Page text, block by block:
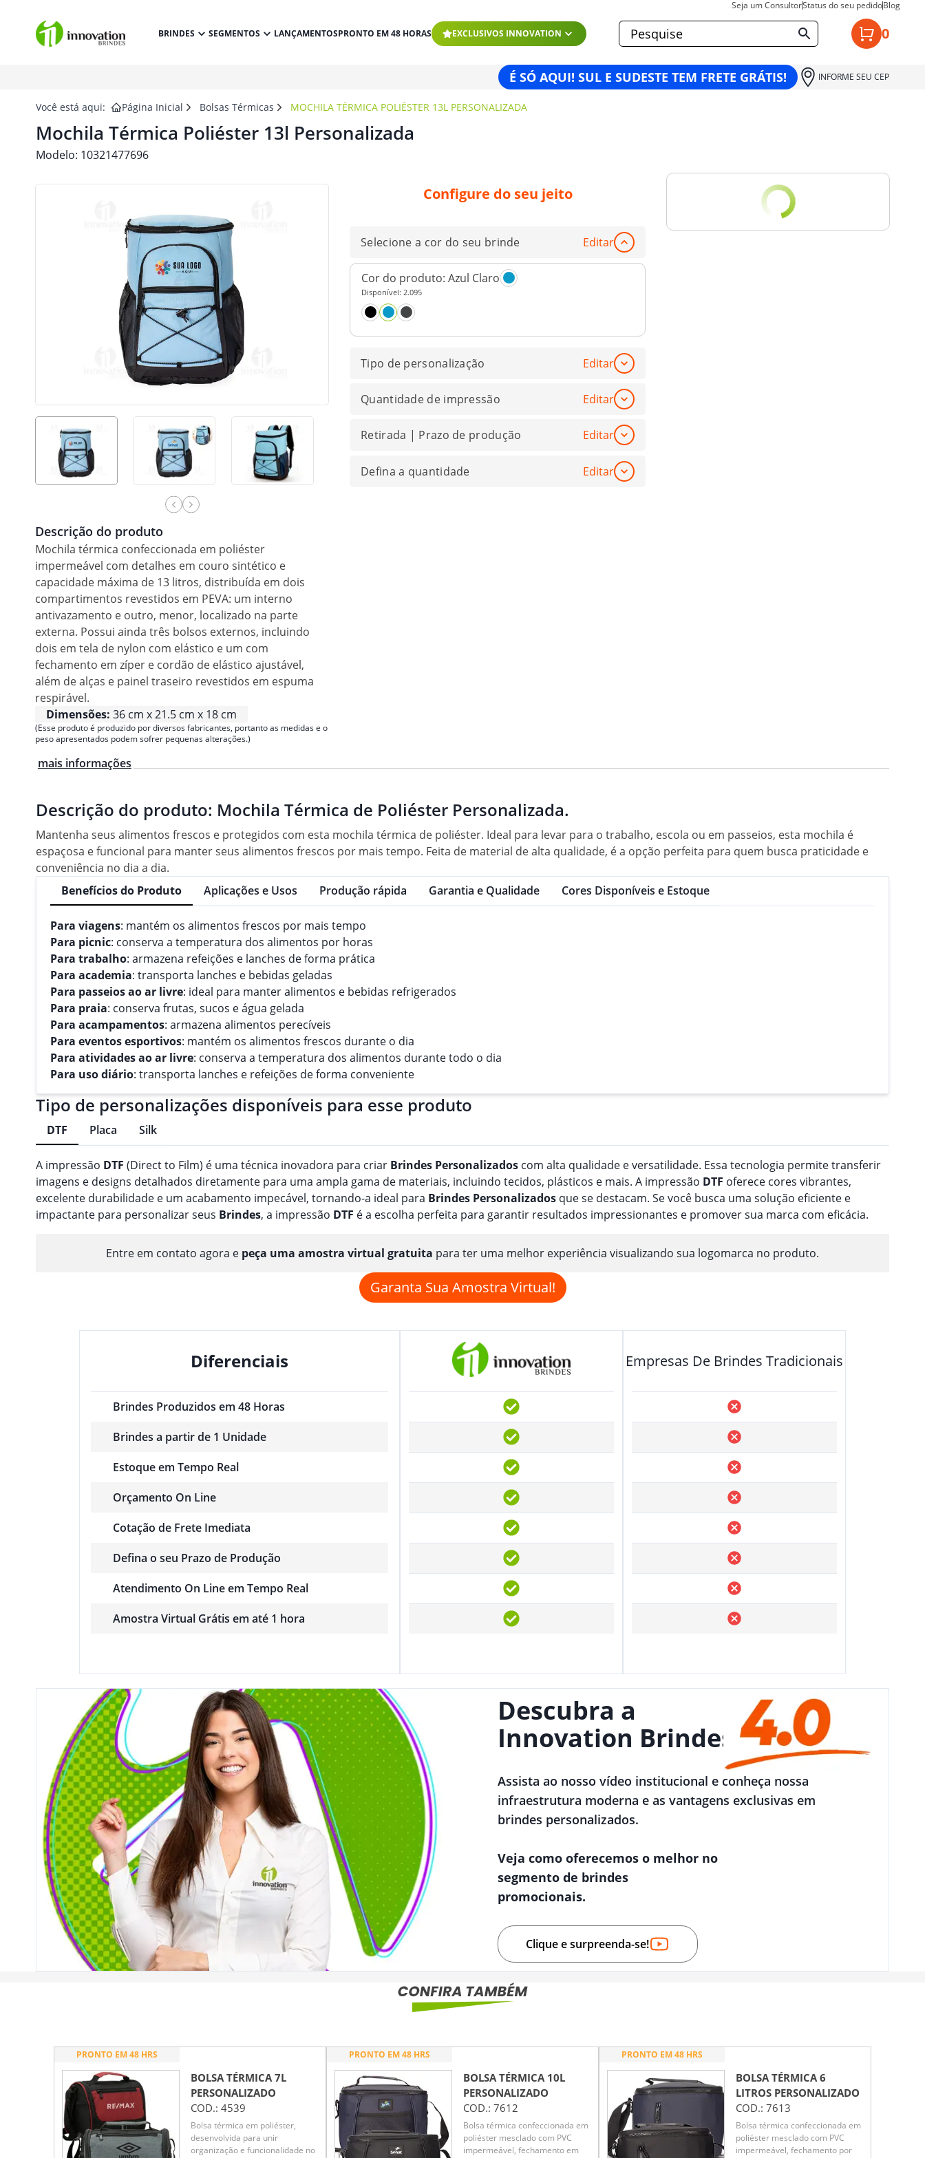
Seja um ConsultorStatus do seu pedidoBlog
BRINDES SEGMENTOS LANÇAMENTOSPRONTO EM 48 HORAS EXCLUSIVOS INNOVATION 0
É SÓ AQUI! SUL E SUDESTE TEM FRETE GRÁTIS! INFORME SEU CEP
Você está aqui: Página Inicial Bolsas Térmicas MOCHILA TÉRMICA POLIÉSTER 13L PERSONALIZADA
Mochila Térmica Poliéster 13l Personalizada
Modelo: 10321477696
Descrição do produto
Mochila térmica confeccionada em poliéster
impermeável com detalhes em couro sintético e
capacidade máxima de 13 litros, distribuída em dois
compartimentos revestidos em PEVA: um interno
antivazamento e outro, menor, localizado na parte
externa. Possui ainda três bolsos externos, incluindo
dois em tela de nylon com elástico e um com
fechamento em zíper e cordão de elástico ajustável,
além de alças e painel traseiro revestidos em espuma
respirável.
Dimensões: 36 cm x 21.5 cm x 18 cm
(Esse produto é produzido por diversos fabricantes, portanto as medidas e o
peso apresentados podem sofrer pequenas alterações.)
Configure do seu jeito
Selecione a cor do seu brinde Editar
Cor do produto: Azul Claro
Disponível: 2.095
Tipo de personalização Editar
Quantidade de impressão Editar
Retirada | Prazo de produção Editar
Defina a quantidade Editar
mais informações
Descrição do produto: Mochila Térmica de Poliéster Personalizada.
Mantenha seus alimentos frescos e protegidos com esta mochila térmica de poliéster. Ideal para levar para o trabalho, escola ou em passeios, esta mochila é
espaçosa e funcional para manter seus alimentos frescos por mais tempo. Feita de material de alta qualidade, é a opção perfeita para quem busca praticidade e
conveniência no dia a dia.
Benefícios do Produto
Aplicações e Usos Produção rápida Garantia e Qualidade Cores Disponíveis e Estoque
Para viagens: mantém os alimentos frescos por mais tempo
Para picnic: conserva a temperatura dos alimentos por horas
Para trabalho: armazena refeições e lanches de forma prática
Para academia: transporta lanches e bebidas geladas
Para passeios ao ar livre: ideal para manter alimentos e bebidas refrigerados
Para praia: conserva frutas, sucos e água gelada
Para acampamentos: armazena alimentos perecíveis
Para eventos esportivos: mantém os alimentos frescos durante o dia
Para atividades ao ar livre: conserva a temperatura dos alimentos durante todo o dia
Para uso diário: transporta lanches e refeições de forma conveniente
Tipo de personalizações disponíveis para esse produto
DTF Placa Silk
A impressão DTF (Direct to Film) é uma técnica inovadora para criar Brindes Personalizados com alta qualidade e versatilidade. Essa tecnologia permite transferir
imagens e designs detalhados diretamente para uma ampla gama de materiais, incluindo tecidos, plásticos e mais. A impressão DTF oferece cores vibrantes,
excelente durabilidade e um acabamento impecável, tornando-a ideal para Brindes Personalizados que se destacam. Se você busca uma solução eficiente e
impactante para personalizar seus Brindes, a impressão DTF é a escolha perfeita para garantir resultados impressionantes e promover sua marca com eficácia.
Entre em contato agora e peça uma amostra virtual gratuita para ter uma melhor experiência visualizando sua logomarca no produto.
Garanta Sua Amostra Virtual!
Diferenciais
Brindes Produzidos em 48 Horas
Brindes a partir de 1 Unidade
Estoque em Tempo Real
Orçamento On Line
Cotação de Frete Imediata
Defina o seu Prazo de Produção
Atendimento On Line em Tempo Real
Amostra Virtual Grátis em até 1 hora
Empresas De Brindes Tradicionais
Descubra a
Innovation Brindes
Assista ao nosso vídeo institucional e conheça nossa
infraestrutura moderna e as vantagens exclusivas em
brindes personalizados.
Veja como oferecemos o melhor no
segmento de brindes
promocionais.
Clique e surpreenda-se!
PRONTO EM 48 HRS
BOLSA TÉRMICA 7L
PERSONALIZADO
COD.: 4539
Bolsa térmica em poliéster,
desenvolvida para unir
organização e funcionalidade no
PRONTO EM 48 HRS
BOLSA TÉRMICA 10L
PERSONALIZADO
COD.: 7612
Bolsa térmica confeccionada em
poliéster mesclado com PVC
impermeável, fechamento em
PRONTO EM 48 HRS
BOLSA TÉRMICA 6
LITROS PERSONALIZADO
COD.: 7613
Bolsa térmica confeccionada em
poliéster mesclado com PVC
impermeável, fechamento por